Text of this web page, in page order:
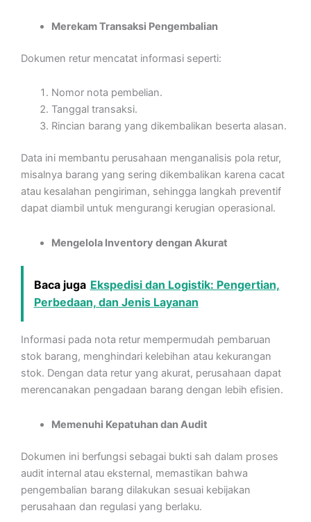
Merekam Transaksi Pengembalian
Dokumen retur mencatat informasi seperti:
Nomor nota pembelian.
Tanggal transaksi.
Rincian barang yang dikembalikan beserta alasan.
Data ini membantu perusahaan menganalisis pola retur,
misalnya barang yang sering dikembalikan karena cacat
atau kesalahan pengiriman, sehingga langkah preventif
dapat diambil untuk mengurangi kerugian operasional.
Mengelola Inventory dengan Akurat
Baca juga Ekspedisi dan Logistik: Pengertian,
Perbedaan, dan Jenis Layanan
Informasi pada nota retur mempermudah pembaruan
stok barang, menghindari kelebihan atau kekurangan
stok. Dengan data retur yang akurat, perusahaan dapat
merencanakan pengadaan barang dengan lebih efisien.
Memenuhi Kepatuhan dan Audit
Dokumen ini berfungsi sebagai bukti sah dalam proses
audit internal atau eksternal, memastikan bahwa
pengembalian barang dilakukan sesuai kebijakan
perusahaan dan regulasi yang berlaku.